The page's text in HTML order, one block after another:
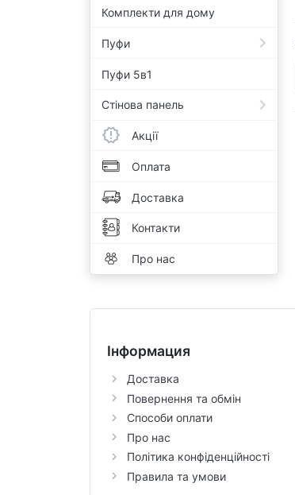
Комплекти для дому
Пуфи
Пуфи 5в1
Стінова панель
Акції
Оплата
Доставка
Контакти
Про нас
Інформация
Доставка
Повернення та обмін
Способи оплати
Про нас
Політика конфіденційності
Правила та умови